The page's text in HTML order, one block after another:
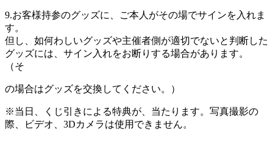
9.お客様持参のグッズに、ご本人がその場でサインを入れま
す。
但し、如何わしいグッズや主催者側が適切でないと判断した
グッズには、サイン入れをお断りする場合があります。
（そ
の場合はグッズを交換してください。）
※当日、くじ引きによる特典が、当たります。写真撮影の
際、ビデオ、3Dカメラは使用できません。